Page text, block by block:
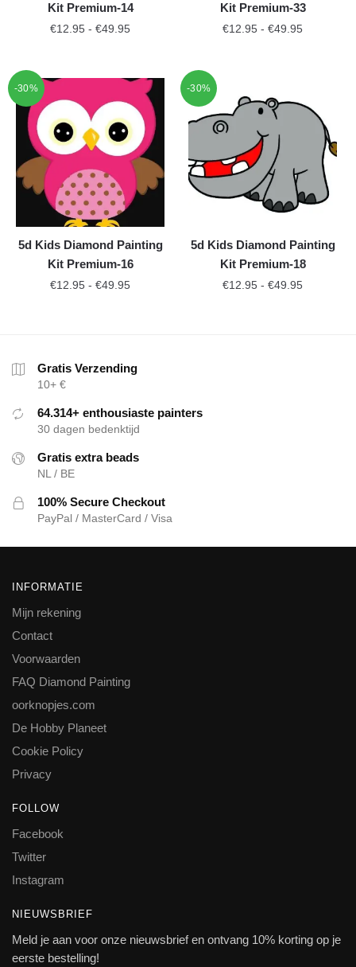
Kit Premium-14
€12.95 - €49.95
Kit Premium-33
€12.95 - €49.95
-30%
5d Kids Diamond Painting
Kit Premium-16
€12.95 - €49.95
-30%
5d Kids Diamond Painting
Kit Premium-18
€12.95 - €49.95
Gratis Verzending
10+ €
64.314+ enthousiaste painters
30 dagen bedenktijd
Gratis extra beads
NL / BE
100% Secure Checkout
PayPal / MasterCard / Visa
INFORMATIE
Mijn rekening
Contact
Voorwaarden
FAQ Diamond Painting
oorknopjes.com
De Hobby Planeet
Cookie Policy
Privacy
FOLLOW
Facebook
Twitter
Instagram
NIEUWSBRIEF
Meld je aan voor onze nieuwsbrief en ontvang 10% korting op je
eerste bestelling!